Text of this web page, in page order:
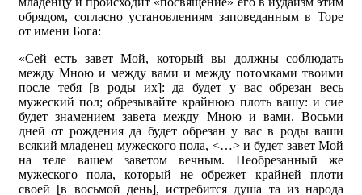
обрядом, согласно установлениям заповеданным в Торе
от имени Бога:
«Сей есть завет Мой, который вы должны соблюдать
между Мною и между вами и между потомками твоими
после тебя [в роды их]: да будет у вас обрезан весь
мужеский пол; обрезывайте крайнюю плоть вашу: и сие
будет знамением завета между Мною и вами. Восьми
дней от рождения да будет обрезан у вас в роды ваши
всякий младенец мужеского пола, <…> и будет завет Мой
на теле вашем заветом вечным. Необрезанный же
мужеского пола, который не обрежет крайней плоти
своей [в восьмой день], истребится душа та из народа